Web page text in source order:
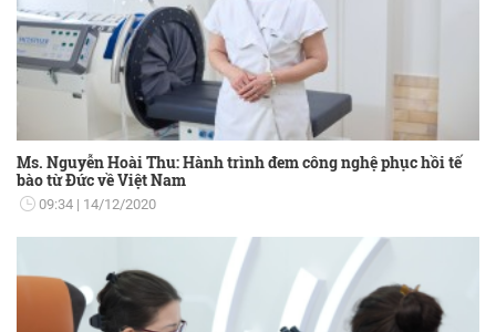
Ms. Nguyễn Hoài Thu: Hành trình đem công nghệ phục hồi tế
bào từ Đức về Việt Nam
09:34 14/12/2020